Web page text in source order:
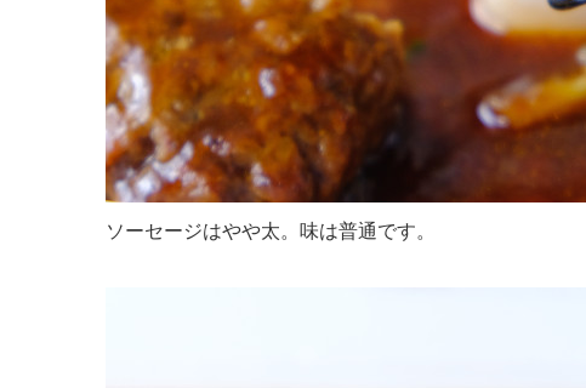
ソーセージはやや太。味は普通です。